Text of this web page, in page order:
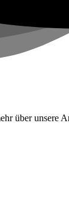
über unsere